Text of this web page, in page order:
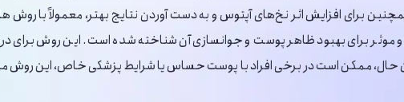
برای افزایش اثر نخ‌های آپتوس و به دست آوردن نتایج بهتر، معمولاً با روش
برای بهبود ظاهر پوست و جوانسازی آن شناخته شده است. این روش
حال، ممکن است در برخی افراد با پوست حساس یا شرایط پزشکی خاص، این روش